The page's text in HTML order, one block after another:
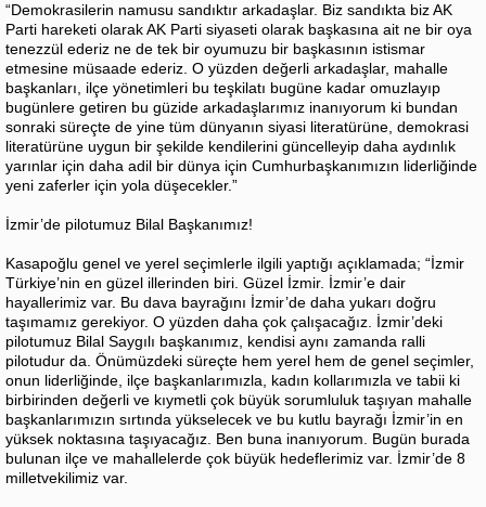
“Demokrasilerin namusu sandıktır arkadaşlar. Biz sandıkta biz AK
Parti hareketi olarak AK Parti siyaseti olarak başkasına ait ne bir oya
tenezzül ederiz ne de tek bir oyumuzu bir başkasının istismar
etmesine müsaade ederiz. O yüzden değerli arkadaşlar, mahalle
başkanları, ilçe yönetimleri bu teşkilatı bugüne kadar omuzlayıp
bugünlere getiren bu güzide arkadaşlarımız inanıyorum ki bundan
sonraki süreçte de yine tüm dünyanın siyasi literatürüne, demokrasi
literatürüne uygun bir şekilde kendilerini güncelleyip daha aydınlık
yarınlar için daha adil bir dünya için Cumhurbaşkanımızın liderliğinde
yeni zaferler için yola düşecekler.”
İzmir’de pilotumuz Bilal Başkanımız!
Kasapoğlu genel ve yerel seçimlerle ilgili yaptığı açıklamada; “İzmir
Türkiye’nin en güzel illerinden biri. Güzel İzmir. İzmir’e dair
hayallerimiz var. Bu dava bayrağını İzmir’de daha yukarı doğru
taşımamız gerekiyor. O yüzden daha çok çalışacağız. İzmir’deki
pilotumuz Bilal Saygılı başkanımız, kendisi aynı zamanda ralli
pilotudur da. Önümüzdeki süreçte hem yerel hem de genel seçimler,
onun liderliğinde, ilçe başkanlarımızla, kadın kollarımızla ve tabii ki
birbirinden değerli ve kıymetli çok büyük sorumluluk taşıyan mahalle
başkanlarımızın sırtında yükselecek ve bu kutlu bayrağı İzmir’in en
yüksek noktasına taşıyacağız. Ben buna inanıyorum. Bugün burada
bulunan ilçe ve mahallelerde çok büyük hedeflerimiz var. İzmir’de 8
milletvekilimiz var.